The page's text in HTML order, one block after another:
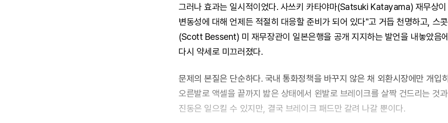
그러나 효과는 일시적이었다. 사쓰키 카타야마(Satsuki Katayama) 재무상
변동성에 대해 언제든 적절히 대응할 준비가 되어 있다"고 거듭 천명하고, 스
(Scott Bessent) 미 재무장관이 일본은행을 공개 지지하는 발언을 내놓았음
다시 약세로 미끄러졌다.
문제의 본질은 단순하다. 국내 통화정책을 바꾸지 않은 채 외환시장에만 개입
오른발로 액셀을 끝까지 밟은 상태에서 왼발로 브레이크를 살짝 건드리는 것
진동은 일으킬 수 있지만, 결국 브레이크 패드만 갈려 나갈 뿐이다.